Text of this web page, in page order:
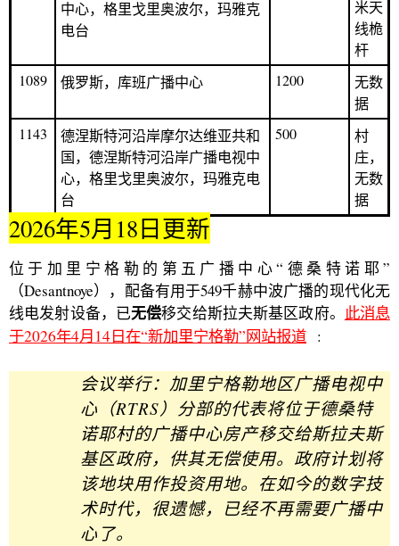
中心，格里戈里奥波尔，玛雅克
电台
米天
线桅
杆
1089
俄罗斯，库班广播中心 1200
无数
据
1143
德涅斯特河沿岸摩尔达维亚共和
国，德涅斯特河沿岸广播电视中
心，格里戈里奥波尔，玛雅克电
台
500
村
庄，
无数
据
2026年5月18日更新
位于加里宁格勒的第五广播中心“德桑特诺耶”
（Desantnoye），配备有用于549千赫中波广播的现代化无
线电发射设备，已无偿移交给斯拉夫斯基区政府。 此消息
于2026年4月14日在“新加里宁格勒”网站报道 :
会议举行：加里宁格勒地区广播电视中
心（RTRS）分部的代表将位于德桑特
诺耶村的广播中心房产移交给斯拉夫斯
基区政府，供其无偿使用。政府计划将
该地块用作投资用地。在如今的数字技
术时代，很遗憾，已经不再需要广播中
心了。